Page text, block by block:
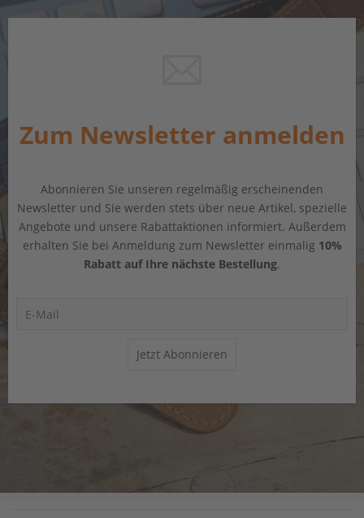
Zum Newsletter anmelden
Abonnieren Sie unseren regelmäßig erscheinenden
Newsletter und Sie werden stets über neue Artikel, spezielle
Angebote und unsere Rabattaktionen informiert. Außerdem
erhalten Sie bei Anmeldung zum Newsletter einmalig 10%
Rabatt auf Ihre nächste Bestellung.
Jetzt Abonnieren